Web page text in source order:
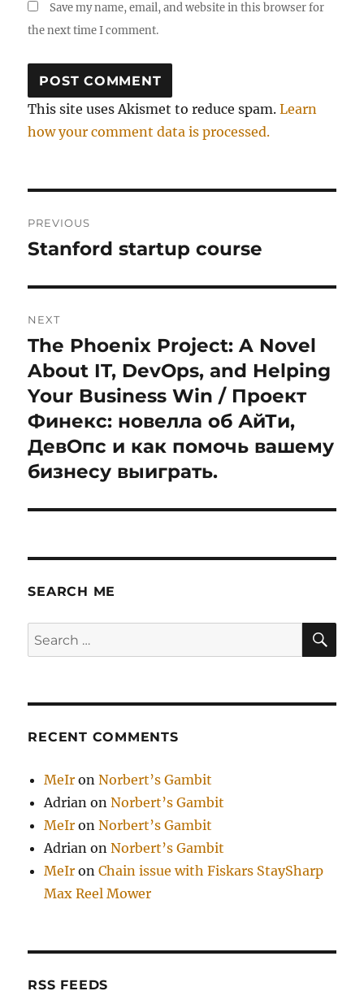
Save my name, email, and website in this browser for
the next time I comment.
This site uses Akismet to reduce spam.Learn
how your comment data is processed.
navigation
PREVIOUS
Previous
Stanford startup course
NEXT
Next
post:
The Phoenix Project: A Novel
About IT, DevOps, and Helping
Your Business Win / Проект
Финекс: новелла об АйТи,
ДевОпс и как помочь вашему
бизнесу выиграть.
SEARCH ME
Search
for:
RECENT COMMENTS
MeIr onNorbert’s Gambit
Adrian onNorbert’s Gambit
MeIr onNorbert’s Gambit
Adrian onNorbert’s Gambit
MeIr onChain issue with Fiskars StaySharp
Max Reel Mower
RSS FEEDS